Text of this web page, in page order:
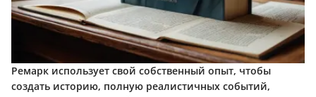
Ремарк использует свой собственный опыт, чтобы
создать историю, полную реалистичных событий,